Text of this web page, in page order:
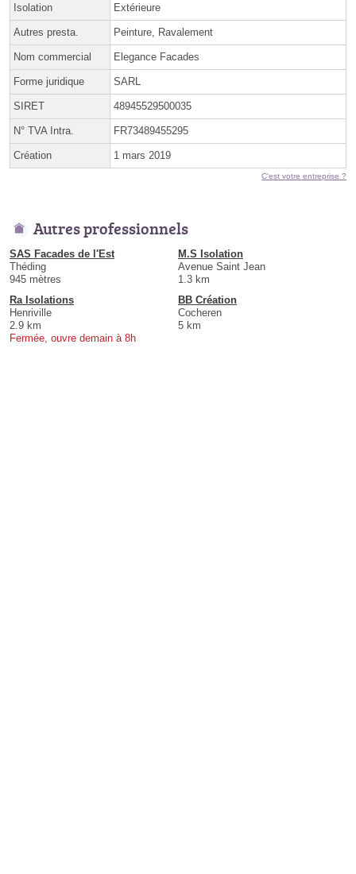
Isolation Extérieure
Autres presta. Peinture, Ravalement
Nom commercial Elegance Facades
Forme juridique SARL
SIRET 48945529500035
N° TVA Intra. FR73489455295
Création 1 mars 2019
C'est votre entreprise ?
Autres professionnels
SAS Facades de l'Est
Théding
945 mètres
M.S Isolation
Avenue Saint Jean
1.3 km
Ra Isolations
Henriville
2.9 km
Fermée, ouvre demain à 8h
BB Création
Cocheren
5 km